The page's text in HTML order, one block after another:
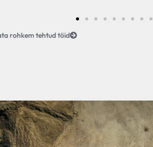
Vaata rohkem tehtud töid